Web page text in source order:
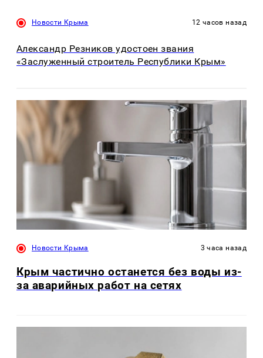
Новости Крыма 12 часов назад
Александр Резников удостоен звания
«Заслуженный строитель Республики Крым»
Новости Крыма 3 часа назад
Крым частично останется без воды из-
за аварийных работ на сетях